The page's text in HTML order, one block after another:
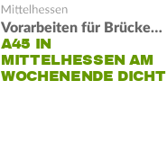
Vorarbeiten für Brücken-Neubau
A45 IN
MITTELHESSEN AM
WOCHENENDE DICHT